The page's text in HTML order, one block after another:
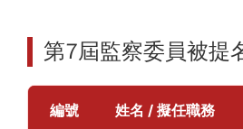
第7屆監察委員被提
編號 姓名 / 擬任職務